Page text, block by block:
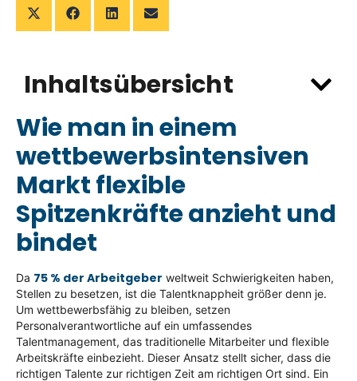
Inhaltsübersicht
Wie man in einem
wettbewerbsintensiven
Markt flexible
Spitzenkräfte anzieht und
bindet
Da 75 % der Arbeitgeber weltweit Schwierigkeiten haben,
Stellen zu besetzen, ist die Talentknappheit größer denn je.
Um wettbewerbsfähig zu bleiben, setzen
Personalverantwortliche auf ein umfassendes
Talentmanagement, das traditionelle Mitarbeiter und flexible
Arbeitskräfte einbezieht. Dieser Ansatz stellt sicher, dass die
richtigen Talente zur richtigen Zeit am richtigen Ort sind. Ein